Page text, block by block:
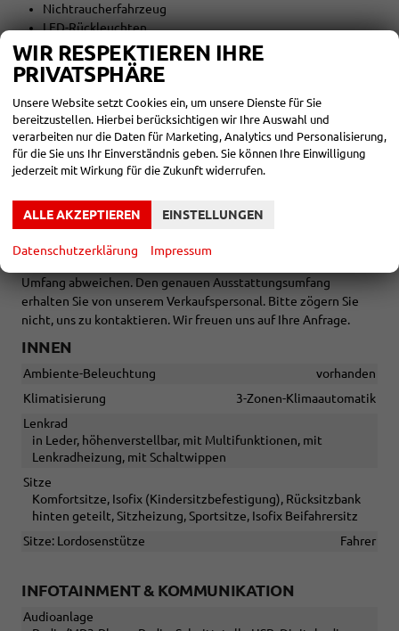
Nichtraucherfahrzeug
LED-Rückleuchten
AUßEN:
19 Zoll Räder
Tageszulassung vor Auslieferung
ausdrücklich vorbehalten. Die Fahrzeugbeschreibung dient
lediglich der allgemeinen Identifizierung des Fahrzeuges und
stellt keine Gewährleistung im kaufrechtlichen Sinne dar. Die
Umfang abweichen. Den genauen Ausstattungsumfang
erhalten Sie von unserem Verkaufspersonal. Bitte zögern Sie
nicht, uns zu kontaktieren. Wir freuen uns auf Ihre Anfrage.
INNEN
Ambiente-Beleuchtung
vorhanden
Klimatisierung
3-Zonen-Klimaautomatik
Lenkrad
in Leder, höhenverstellbar, mit Multifunktionen, mit
Lenkradheizung, mit Schaltwippen
Sitze
Komfortsitze, Isofix (Kindersitzbefestigung), Rücksitzbank
hinten geteilt, Sitzheizung, Sportsitze, Isofix Beifahrersitz
Sitze: Lordosenstütze
Fahrer
INFOTAINMENT & KOMMUNIKATION
Audioanlage
WIR RESPEKTIEREN IHRE
PRIVATSPHÄRE
Unsere Website setzt Cookies ein, um unsere Dienste für Sie
bereitzustellen. Hierbei berücksichtigen wir Ihre Auswahl und
verarbeiten nur die Daten für Marketing, Analytics und Personalisierung,
für die Sie uns Ihr Einverständnis geben. Sie können Ihre Einwilligung
jederzeit mit Wirkung für die Zukunft widerrufen.
ALLE AKZEPTIEREN EINSTELLUNGEN
Datenschutzerklärung Impressum